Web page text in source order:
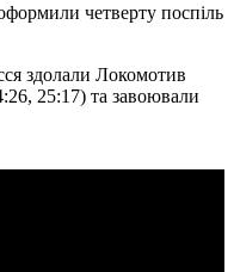
четверту поспіль
здолали Локомотив
25:17) та завоювали